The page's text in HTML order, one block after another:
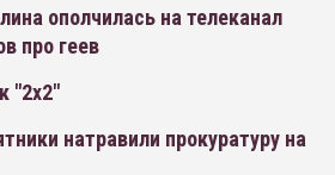
ополчилась на телеканал
про геев
"2х2"
натравили прокуратуру на